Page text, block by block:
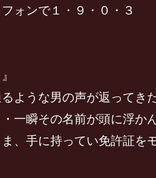
ォンで１・９・０・３
ような男の声が返ってきた
瞬その名前が頭に浮かん
、手に持ってい免許証を